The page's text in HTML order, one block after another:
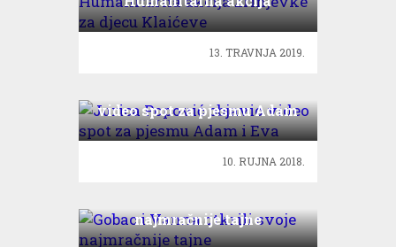
Zrinjevke za djecu Klaićeve
13. TRAVNJA 2019.
video spot za pjesmu Adam
i Eva
10. RUJNA 2018.
najmračnije tajne